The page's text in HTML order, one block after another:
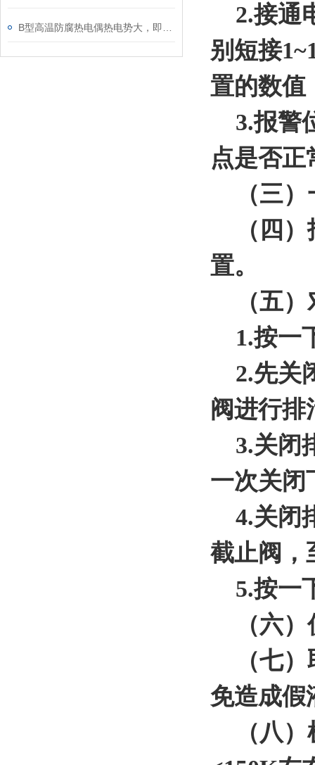
2.接通
别短接
置的数值
3.报警
点是否正
（三）
（四）
置。
（五）
1.按一
2.先关
阀进行排
3.关闭
一次关闭
4.关闭
截止阀，
5.按一
（六）
（七）
免造成假
（八）